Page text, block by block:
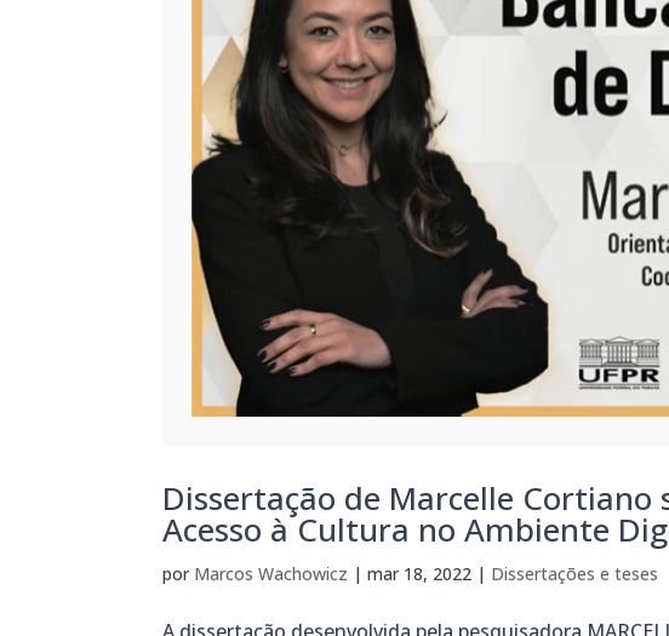
Dissertação de Marcelle
Acesso à Cultura no Ambiente
por Marcos Wachowicz |mar 18, 2022 | Dissertações e teses